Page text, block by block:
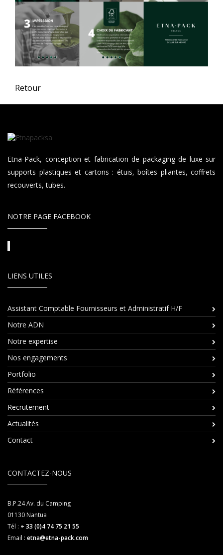
Retour
Etna-Pack, conception et fabrication de packaging de luxe sur
supports plastiques et cartons : étuis, boîtes pliantes, coffrets
recouverts, tubes.
NOTRE PAGE FACEBOOK
LIENS UTILES
Assistant Comptable Fournisseurs et Administratif H/F
Notre ADN
Notre expertise
Nos engagements
Portfolio
Références
Recrutement
Actualités
Contact
CONTACTEZ-NOUS
B.P.24 Av. du Camping
01130 Nantua
Tél : + 33 (0)4 74 75 21 55
Email : etna@etna-pack.com
Ce site utilise des cookies et vous donne le contrôle sur
les accepter ou de les refuser pour naviguer sur notre
site internet.